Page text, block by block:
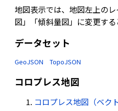
地図表示では、地図左上の
図」「傾斜量図」に変更す
データセット
GeoJSON TopoJSON
コロプレス地図
コロプレス地図（ベク